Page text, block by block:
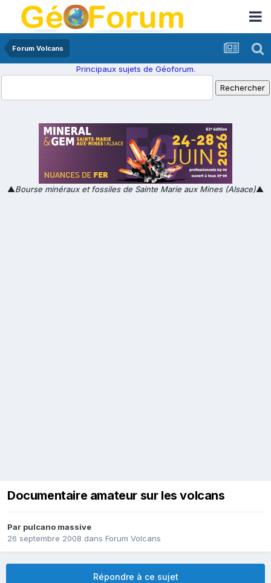
Forum Volcans
Principaux sujets de Géoforum.
▲Bourse minéraux et fossiles de Sainte Marie aux Mines (Alsace)▲
Documentaire amateur sur les volcans
Par pulcano massive
26 septembre 2008 dans Forum Volcans
Répondre à ce sujet